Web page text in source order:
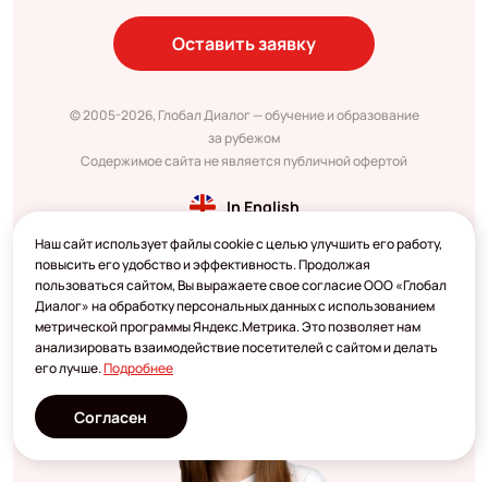
Оставить заявку
© 2005-2026, Глобал Диалог — обучение и образование
за рубежом
Содержимое сайта не является публичной офертой
In English
Наш сайт использует файлы cookie с целью улучшить его работу,
повысить его удобство и эффективность. Продолжая
пользоваться сайтом, Вы выражаете свое согласие ООО «Глобал
Диалог» на обработку персональных данных с использованием
метрической программы Яндекс.Метрика. Это позволяет нам
анализировать взаимодействие посетителей с сайтом и делать
его лучше.Подробнее
Согласен